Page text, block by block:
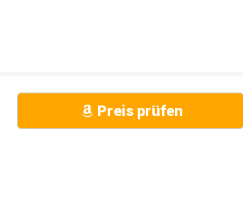
Preis prüfen